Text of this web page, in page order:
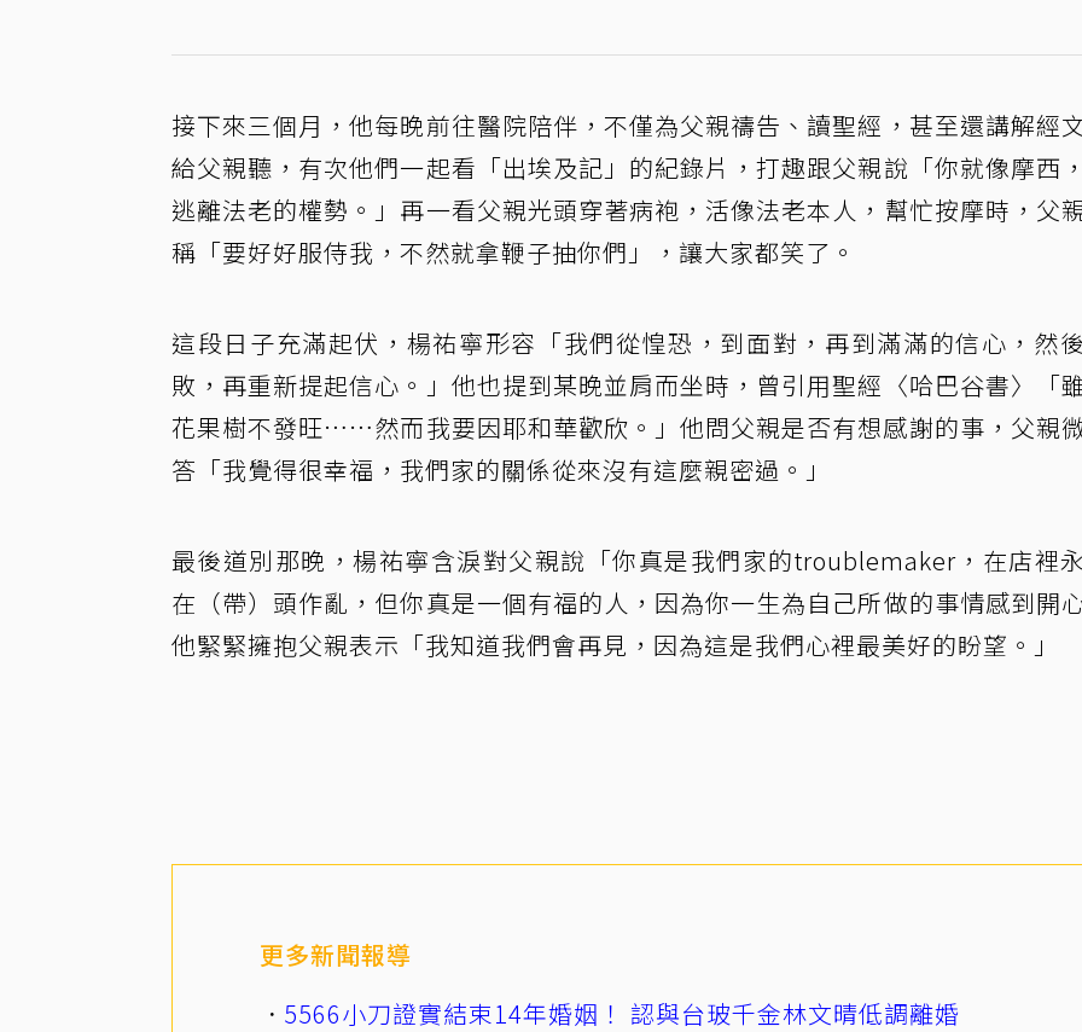
接下來三個月，他每晚前往醫院陪伴，不僅為父親禱告、讀聖經，甚至還講解經
給父親聽，有次他們一起看「出埃及記」的紀錄片，打趣跟父親說「你就像摩西
逃離法老的權勢。」再一看父親光頭穿著病袍，活像法老本人，幫忙按摩時，父
稱「要好好服侍我，不然就拿鞭子抽你們」，讓大家都笑了。
這段日子充滿起伏，楊祐寧形容「我們從惶恐，到面對，再到滿滿的信心，然
敗，再重新提起信心。」他也提到某晚並肩而坐時，曾引用聖經〈哈巴谷書〉「
花果樹不發旺……然而我要因耶和華歡欣。」他問父親是否有想感謝的事，父親
答「我覺得很幸福，我們家的關係從來沒有這麼親密過。」
最後道別那晚，楊祐寧含淚對父親說「你真是我們家的troublemaker，在店裡
在（帶）頭作亂，但你真是一個有福的人，因為你一生為自己所做的事情感到開心
他緊緊擁抱父親表示「我知道我們會再見，因為這是我們心裡最美好的盼望。」
更多新聞報導
5566小刀證實結束14年婚姻！ 認與台玻千金林文晴低調離婚